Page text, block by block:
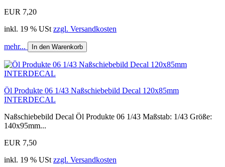
EUR 7,20
inkl. 19 % USt zzgl. Versandkosten
mehr... In den Warenkorb
Öl Produkte 06 1/43 Naßschiebebild Decal 120x85mm
INTERDECAL
Naßschiebebild Decal Öl Produkte 06 1/43 Maßstab: 1/43 Größe:
140x95mm...
EUR 7,50
inkl. 19 % USt zzgl. Versandkosten